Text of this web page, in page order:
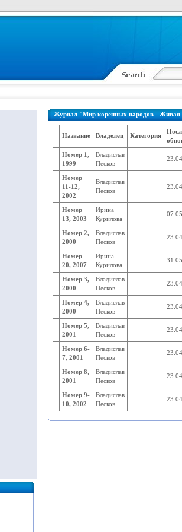
Журнал "Мир коренных народов - Живая
Название Владелец Категория
Номер 1,
1999
Владислав
Песков
Номер
11-12,
2002
Владислав
Песков
Номер
13, 2003
Ирина
Курилова
Номер 2,
2000
Владислав
Песков
Номер
20, 2007
Ирина
Курилова
Номер 3,
2000
Владислав
Песков
Номер 4,
2000
Владислав
Песков
Номер 5,
2001
Владислав
Песков
Номер 6-
7, 2001
Владислав
Песков
Номер 8,
2001
Владислав
Песков
Номер 9-
10, 2002
Владислав
Песков